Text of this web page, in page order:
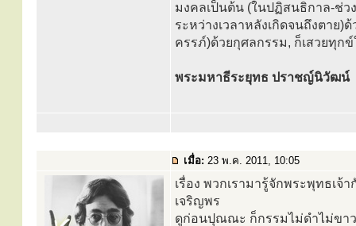
มงคลเป็นต้น (ในปฏิสนธิกาล-ช่ว
ระหว่างเวลาหลังเกิดจนถึงตาย)
ครรภ์)ด้วยกุศลกรรม, ก็เสวยทุก
พระมหาธีระยุทธ ปราชญ์นิวัฒน์
เมื่อ: 23 พ.ค. 2011, 10:05
เรื่อง พวกเรามารู้จักพระพุทธเ
เจริญพร
ดูก่อนปุณณะ ก็กรรมไม่ดำไม่ขา